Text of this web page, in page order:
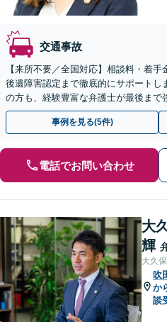
交通事故
【来所不要／全国対応】相談料・着
後遺障害認定まで徹底的にサポートし
の方も、経験豊富な弁護士が最後まで
13拠点】お気軽にご相談ください。
事例を見る(5件)
電話でお問い合わせ
大
輝
大久
吹
か
談